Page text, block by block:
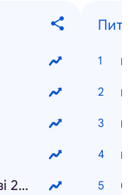
Зважені та щасливі 2017